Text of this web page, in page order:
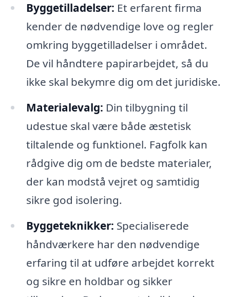
Byggetilladelser: Et erfarent firma
kender de nødvendige love og regler
omkring byggetilladelser i området.
De vil håndtere papirarbejdet, så du
ikke skal bekymre dig om det juridiske.
Materialevalg: Din tilbygning til
udestue skal være både æstetisk
tiltalende og funktionel. Fagfolk kan
rådgive dig om de bedste materialer,
der kan modstå vejret og samtidig
sikre god isolering.
Byggeteknikker: Specialiserede
håndværkere har den nødvendige
erfaring til at udføre arbejdet korrekt
og sikre en holdbar og sikker